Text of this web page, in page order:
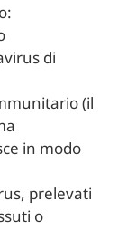
di
(il
in modo
prelevati
o